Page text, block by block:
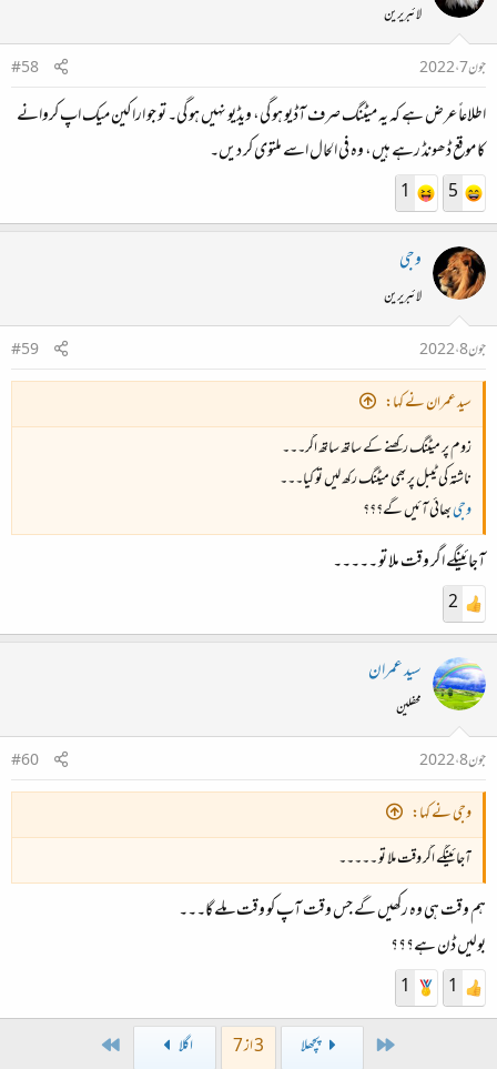
لائبریرین
جون 7، 2022
#58
اطلاعاً عرض ہے کہ یہ میٹنگ صرف آڈیو ہو گی، ویڈیو نہیں ہو گی۔ تو جو اراکین میک اپ کروانے
کا موقع ڈھونڈ رہے ہیں، وہ فی الحال اسے ملتوی کر دیں۔
5
1
وجی
لائبریرین
جون 8، 2022
#59
سید عمران نے کہا:
زوم پر میٹنگ رکھنے کے ساتھ ساتھ اگر۔۔۔
ناشتہ کی ٹیبل پر بھی میٹنگ رکھ لیں تو کیا۔۔۔
وجیبھائی آئیں گے؟؟؟
آجائینگے اگر وقت ملا تو ۔۔۔۔۔
2
سید عمران
محفلین
جون 8، 2022
#60
وجی نے کہا:
آجائینگے اگر وقت ملا تو ۔۔۔۔۔
ہم وقت ہی وہ رکھیں گے جس وقت آپ کو وقت ملے گا۔۔۔
بولیں ڈن ہے؟؟؟
1
1
پچھلا 3 از 7 اگلا